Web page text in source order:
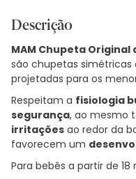
Descrição
MAM Chupeta Original
são chupetas
projetadas para os
Respeitam a fisiologia
segurança, ao mesmo
irritações ao redor da
favorecem um
Para bebês a partir de 18